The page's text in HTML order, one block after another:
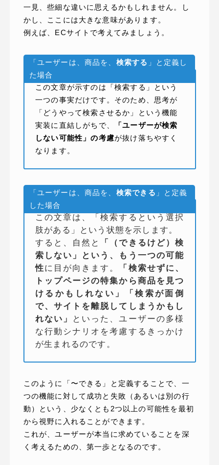
一見、些細な違いに思えるかもしれません。し
かし、ここには大きな意味があります。
例えば、ECサイトで考えてみましょう。
この文章が示すのは「検索する」という
一つの事実だけです。そのため、思考が
「どうやって検索させるか」という機能
実装に直結しがちで、
「ユーザーが検索
しない可能性」の考慮が抜け落ちやすく
なります。
「ユーザーは、商品を、 検索する 」と定義し
た場合
「ユーザーは、商品を、 検索できる 」と定義
した場合
この文章は、「検索するという選択
肢がある」という状態を示します。
すると、自然と
「（できるけど）検
索しない」という、もう一つの可能
性に目が向きます。
「検索せずに、
トップページの特集から商品を見つ
けるかもしれない」「検索が面倒
で、サイトを離脱してしまうかもし
れない」
といった、ユーザーの多様
な行動シナリオを考慮するきっかけ
が生まれるのです。
このように「〜できる」と定義することで、一
つの機能に対して成功と失敗（あるいは別の行
動）という、少なくとも2つ以上の可能性を最初
から視野に入れることができます。
これが、ユーザーが本当に求めていることを深
く考えるための、第一歩となるのです。